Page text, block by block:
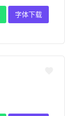
字体下载